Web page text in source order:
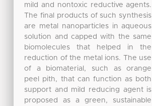
mild and nontoxic reductive agents.
The final products of such synthesis
are metal nanoparticles in aqueous
solution and capped with the same
biomolecules that helped in the
reduction of the metal ions. The use
of a biomaterial, such as orange
peel pith, that can function as both
support and mild reducing agent is
proposed as a green, sustainable